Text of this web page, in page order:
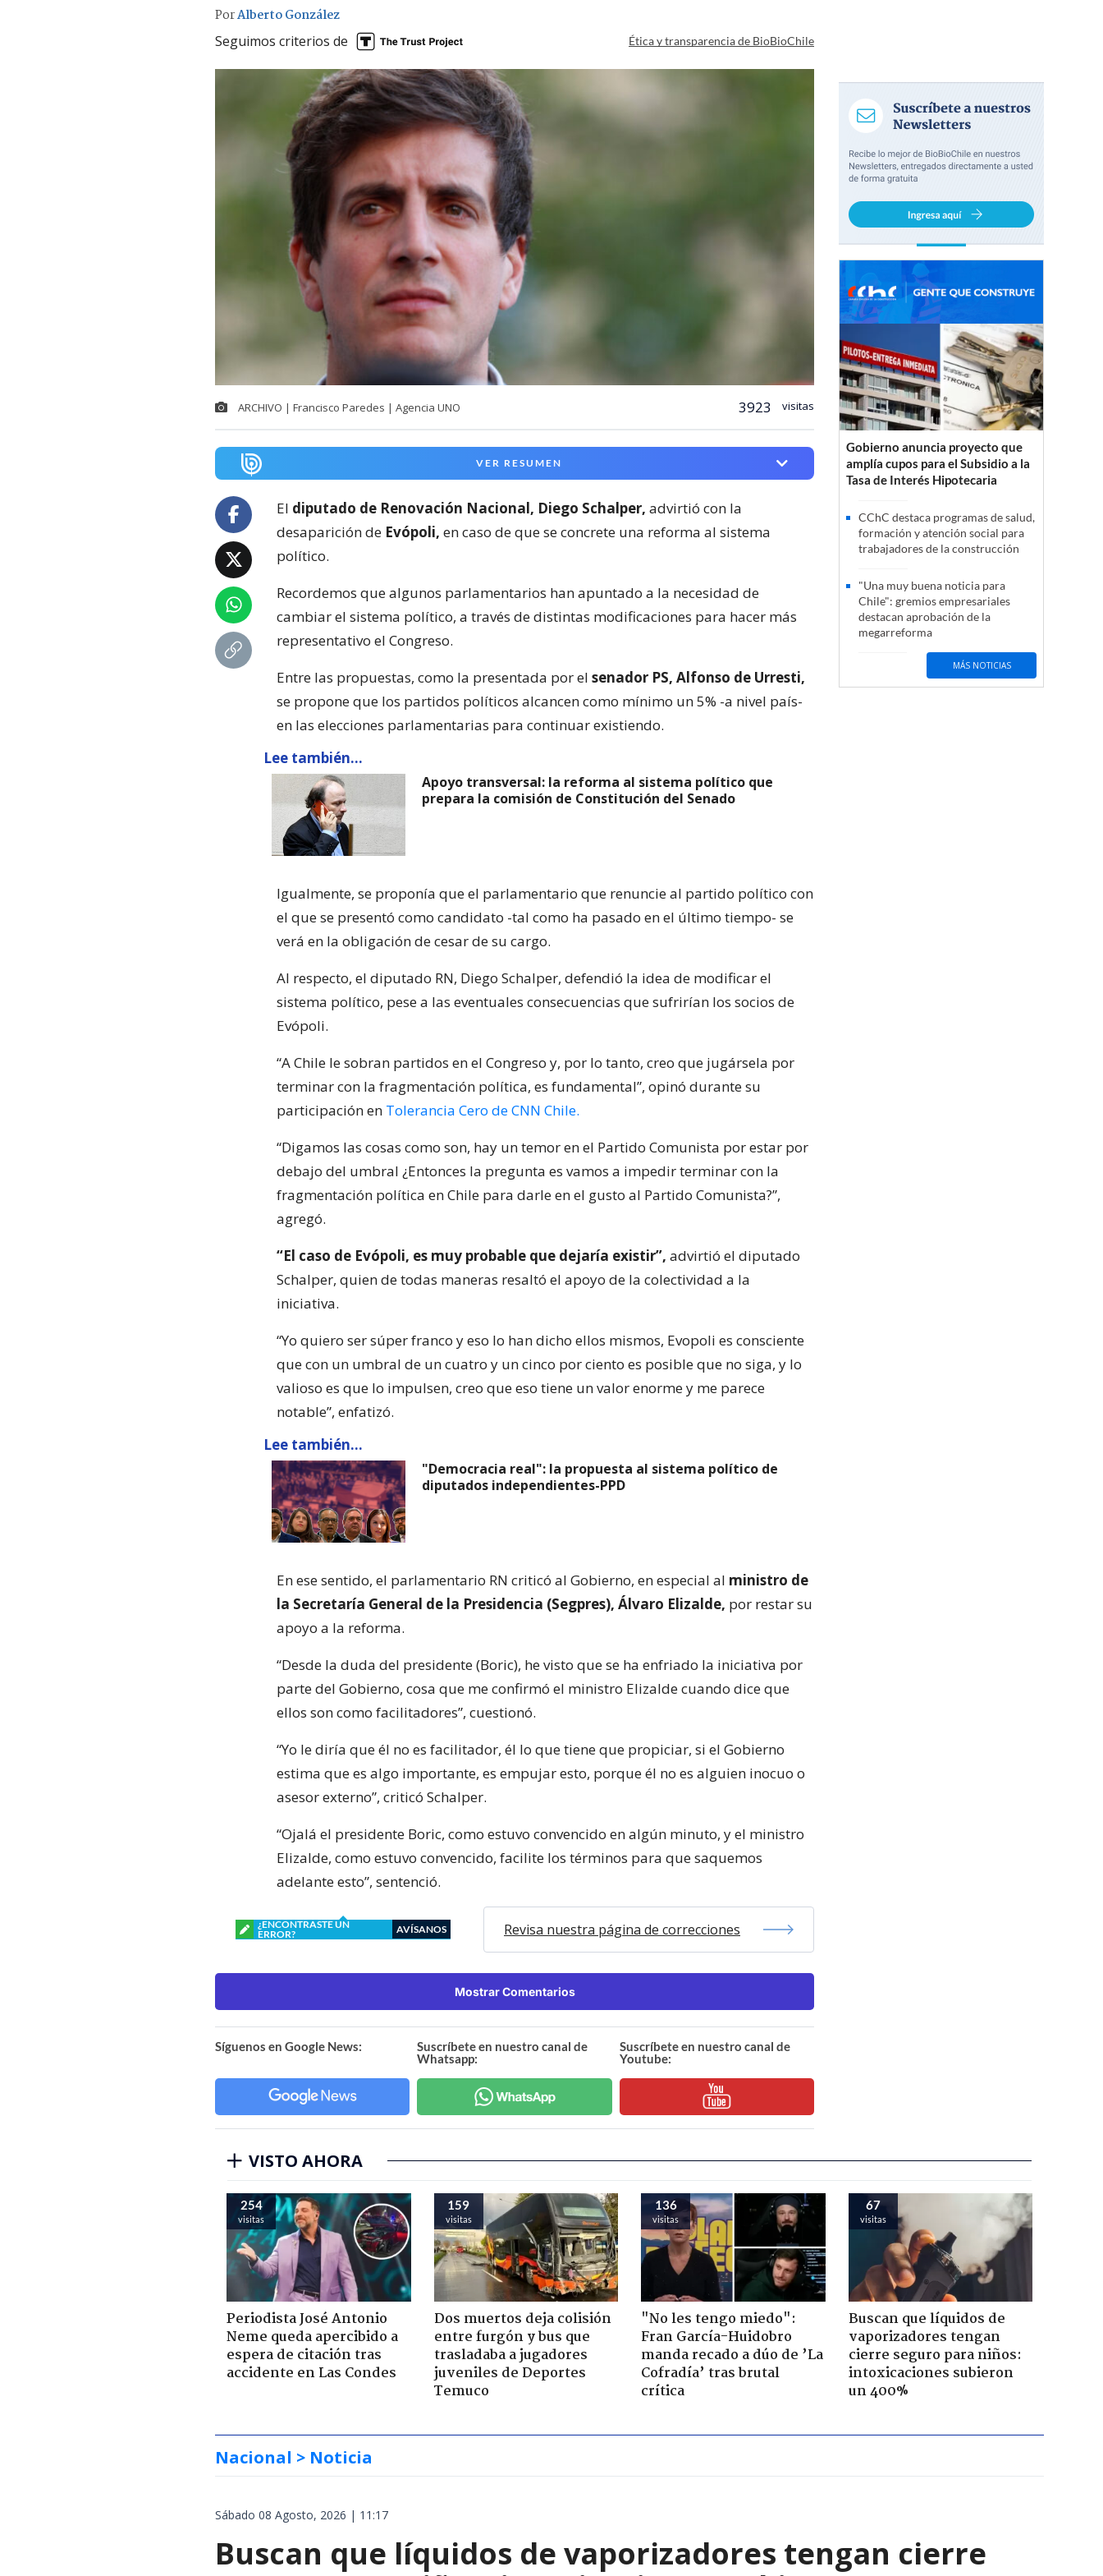
PorAlberto González
Seguimos criterios de Ética y transparencia de BioBioChile
ARCHIVO | Francisco Paredes | Agencia UNO 3923 visitas
VER RESUMEN
El diputado de Renovación Nacional, Diego Schalper, advirtió con la
desaparición de Evópoli, en caso de que se concrete una reforma al sistema
político.
Recordemos que algunos parlamentarios han apuntado a la necesidad de
cambiar el sistema político, a través de distintas modificaciones para hacer más
representativo el Congreso.
Entre las propuestas, como la presentada por el senador PS, Alfonso de Urresti,
se propone que los partidos políticos alcancen como mínimo un 5% -a nivel país-
en las elecciones parlamentarias para continuar existiendo.
Lee también...
Apoyo transversal: la reforma al sistema político que
prepara la comisión de Constitución del Senado
Igualmente, se proponía que el parlamentario que renuncie al partido político con
el que se presentó como candidato -tal como ha pasado en el último tiempo- se
verá en la obligación de cesar de su cargo.
Al respecto, el diputado RN, Diego Schalper, defendió la idea de modificar el
sistema político, pese a las eventuales consecuencias que sufrirían los socios de
Evópoli.
“A Chile le sobran partidos en el Congreso y, por lo tanto, creo que jugársela por
terminar con la fragmentación política, es fundamental”, opinó durante su
participación en Tolerancia Cero de CNN Chile.
“Digamos las cosas como son, hay un temor en el Partido Comunista por estar por
debajo del umbral ¿Entonces la pregunta es vamos a impedir terminar con la
fragmentación política en Chile para darle en el gusto al Partido Comunista?”,
agregó.
“El caso de Evópoli, es muy probable que dejaría existir”, advirtió el diputado
Schalper, quien de todas maneras resaltó el apoyo de la colectividad a la
iniciativa.
“Yo quiero ser súper franco y eso lo han dicho ellos mismos, Evopoli es consciente
que con un umbral de un cuatro y un cinco por ciento es posible que no siga, y lo
valioso es que lo impulsen, creo que eso tiene un valor enorme y me parece
notable”, enfatizó.
Lee también...
"Democracia real": la propuesta al sistema político de
diputados independientes-PPD
En ese sentido, el parlamentario RN criticó al Gobierno, en especial al ministro de
la Secretaría General de la Presidencia (Segpres), Álvaro Elizalde, por restar su
apoyo a la reforma.
“Desde la duda del presidente (Boric), he visto que se ha enfriado la iniciativa por
parte del Gobierno, cosa que me confirmó el ministro Elizalde cuando dice que
ellos son como facilitadores”, cuestionó.
“Yo le diría que él no es facilitador, él lo que tiene que propiciar, si el Gobierno
estima que es algo importante, es empujar esto, porque él no es alguien inocuo o
asesor externo”, criticó Schalper.
“Ojalá el presidente Boric, como estuvo convencido en algún minuto, y el ministro
Elizalde, como estuvo convencido, facilite los términos para que saquemos
adelante esto”, sentenció.
¿ENCONTRASTE UN
ERROR?
AVÍSANOS Revisa nuestra página de correcciones
Mostrar Comentarios
Síguenos en Google News:
Suscríbete en nuestro canal de
Whatsapp:
Suscríbete en nuestro canal de
Youtube:
Gobierno anuncia proyecto que
amplía cupos para el Subsidio a la
Tasa de Interés Hipotecaria
CChC destaca programas de salud,
formación y atención social para
trabajadores de la construcción
"Una muy buena noticia para
Chile": gremios empresariales
destacan aprobación de la
megarreforma
MÁS NOTICIAS
VISTO AHORA
254
visitas
Periodista José Antonio
Neme queda apercibido a
espera de citación tras
accidente en Las Condes
159
visitas
Dos muertos deja colisión
entre furgón y bus que
trasladaba a jugadores
juveniles de Deportes
Temuco
136
visitas
"No les tengo miedo":
Fran García-Huidobro
manda recado a dúo de ’La
Cofradía’ tras brutal
crítica
67
visitas
Buscan que líquidos de
vaporizadores tengan
cierre seguro para niños:
intoxicaciones subieron
un 400%
Nacional > Noticia
Sábado 08 Agosto, 2026 | 11:17
Buscan que líquidos de vaporizadores tengan cierre